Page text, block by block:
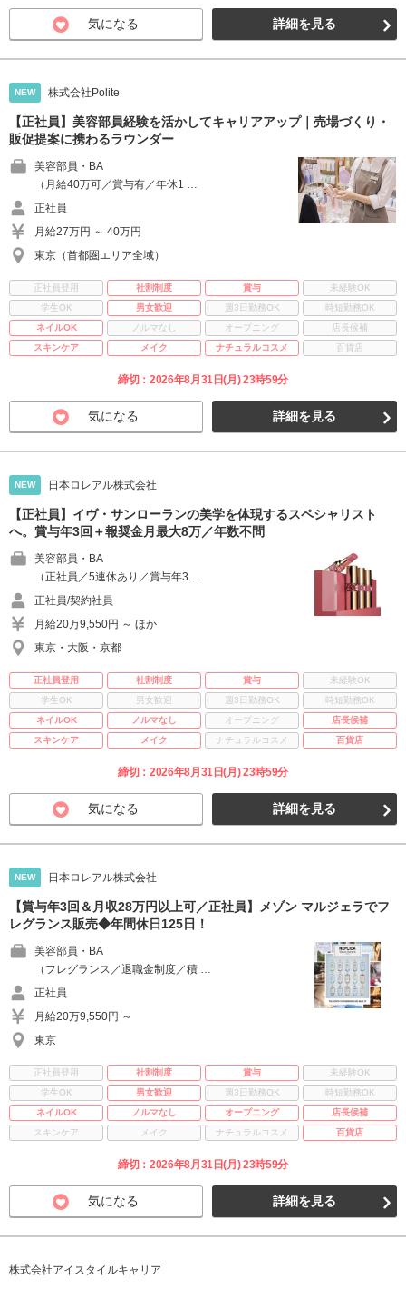
気になる 詳細を見る
NEW 株式会社Polite
【正社員】美容部員経験を活かしてキャリアアップ｜売場づくり・
販促提案に携わるラウンダー
美容部員・BA
（月給40万可／賞与有／年休1 …
正社員
月給27万円 ～ 40万円
東京（首都圏エリア全域）
正社員登用 社割制度 賞与
未経験OK
学生OK
男女歓迎 週3日勤務OK
時短勤務OK
ネイルOK
ノルマなし オープニング
店長候補
スキンケア
メイク ナチュラルコスメ 百貨店
締切：2026年8月31日(月) 23時59分
気になる 詳細を見る
NEW 日本ロレアル株式会社
【正社員】イヴ・サンローランの美学を体現するスペシャリスト
へ。賞与年3回＋報奨金月最大8万／年数不問
美容部員・BA
（正社員／5連休あり／賞与年3 …
正社員/契約社員
月給20万9,550円 ～ ほか
東京・大阪・京都
正社員登用 社割制度 賞与
未経験OK
学生OK
男女歓迎 週3日勤務OK
時短勤務OK
ネイルOK
ノルマなし オープニング
店長候補
スキンケア
メイク ナチュラルコスメ 百貨店
締切：2026年8月31日(月) 23時59分
気になる 詳細を見る
NEW 日本ロレアル株式会社
【賞与年3回＆月収28万円以上可／正社員】メゾン マルジェラでフ
レグランス販売◆年間休日125日！
美容部員・BA
（フレグランス／退職金制度／積 …
正社員
月給20万9,550円 ～
東京
正社員登用 社割制度 賞与
未経験OK
学生OK
男女歓迎 週3日勤務OK
時短勤務OK
ネイルOK
ノルマなし オープニング
店長候補
スキンケア
メイク ナチュラルコスメ 百貨店
締切：2026年8月31日(月) 23時59分
気になる 詳細を見る
株式会社アイスタイルキャリア